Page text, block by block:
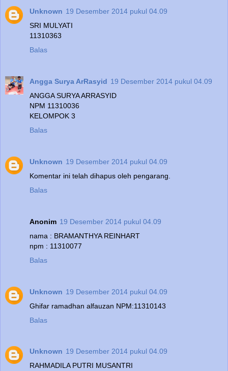
Unknown 19 Desember 2014 pukul 04.09
SRI MULYATI
11310363
Balas
Angga Surya ArRasyid 19 Desember 2014 pukul 04.09
ANGGA SURYA ARRASYID
NPM 11310036
KELOMPOK 3
Balas
Unknown 19 Desember 2014 pukul 04.09
Komentar ini telah dihapus oleh pengarang.
Balas
Anonim 19 Desember 2014 pukul 04.09
nama : BRAMANTHYA REINHART
npm : 11310077
Balas
Unknown 19 Desember 2014 pukul 04.09
Ghifar ramadhan alfauzan NPM:11310143
Balas
Unknown 19 Desember 2014 pukul 04.09
RAHMADILA PUTRI MUSANTRI